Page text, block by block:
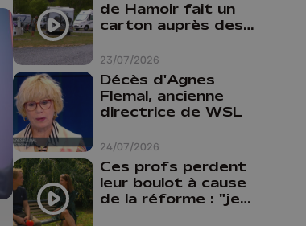
23/07/2026
de Hamoir fait un
carton auprès des
24/07/2026
Décès d'Agnes
Flemal, ancienne
directrice de WSL
Ces profs perdent
leur boulot à cause
de la réforme : "je